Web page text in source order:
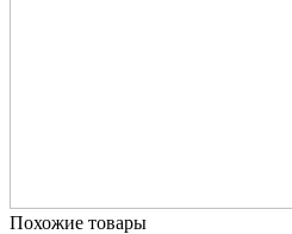
Похожие товары